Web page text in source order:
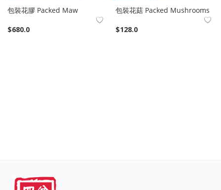
聯絡我們
公司介紹
包裝花膠 Packed Maw
$680.0
包裝花菇 Packed Mushrooms
$128.0